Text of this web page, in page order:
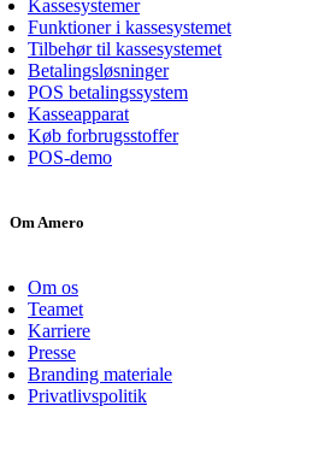
Kassesystemer
Funktioner i kassesystemet
Tilbehør til kassesystemet
Betalingsløsninger
POS betalingssystem
Kasseapparat
Køb forbrugsstoffer
POS-demo
Om Amero
Om os
Teamet
Karriere
Presse
Branding materiale
Privatlivspolitik